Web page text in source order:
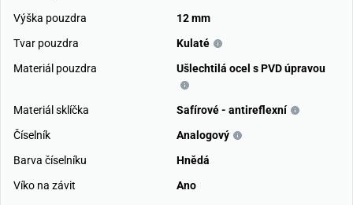
Výška pouzdra
12 mm
Tvar pouzdra
Kulaté
Materiál pouzdra
Ušlechtilá ocel s PVD úpravou
Materiál sklíčka
Safírové - antireflexní
Číselník
Analogový
Barva číselníku
Hnědá
Víko na závit
Ano